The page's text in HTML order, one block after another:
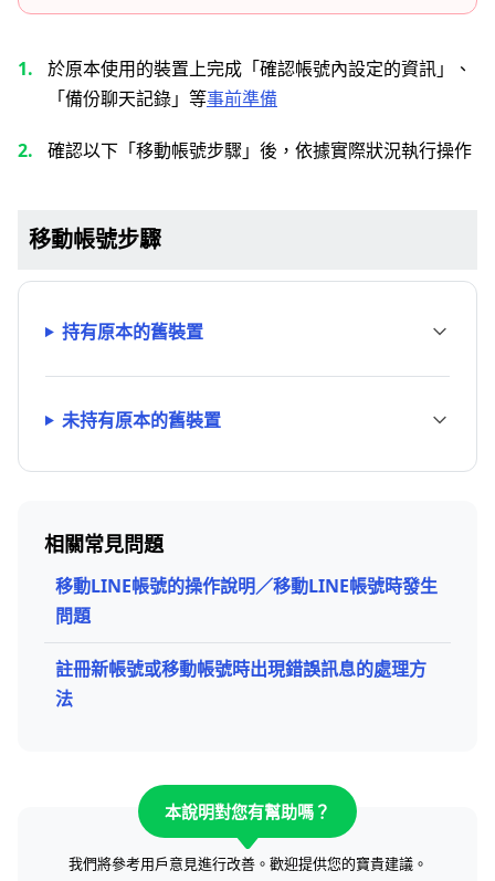
於原本使用的裝置上完成「確認帳號內設定的資訊」、
「備份聊天記錄」等事前準備
確認以下「移動帳號步驟」後，依據實際狀況執行操作
移動帳號步驟
持有原本的舊裝置
未持有原本的舊裝置
相關常見問題
移動LINE帳號的操作說明／移動LINE帳號時發生
問題
註冊新帳號或移動帳號時出現錯誤訊息的處理方
法
本說明對您有幫助嗎？
我們將參考用戶意見進行改善。歡迎提供您的寶貴建議。